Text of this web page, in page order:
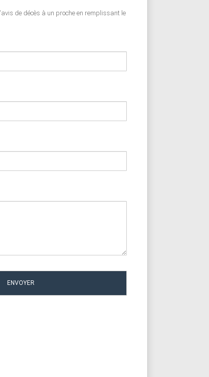
de décès à un proche en remplissant le